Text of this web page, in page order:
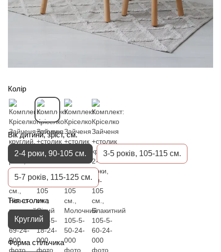
Колір
Вік дитини, зріст, см.
2-4 роки, 90-105 см. 3-5 років, 105-115 см.
5-7 років, 115-125 см.
Тип столика
Круглий
Форма стільчика